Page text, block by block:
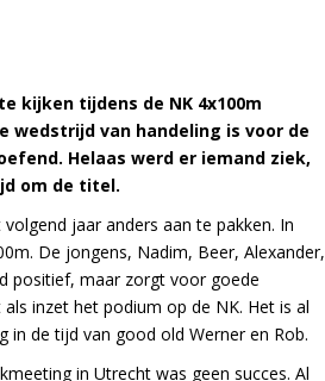
kijken tijdens de NK 4x100m
wedstrijd van handeling is voor de
Helaas werd er iemand ziek,
om de titel.
jaar anders aan te pakken. In
De jongens, Nadim, Beer, Alexander,
positief, maar zorgt voor goede
inzet het podium op de NK. Het is al
in de tijd van good old Werner en Rob.
in Utrecht was geen succes. Al